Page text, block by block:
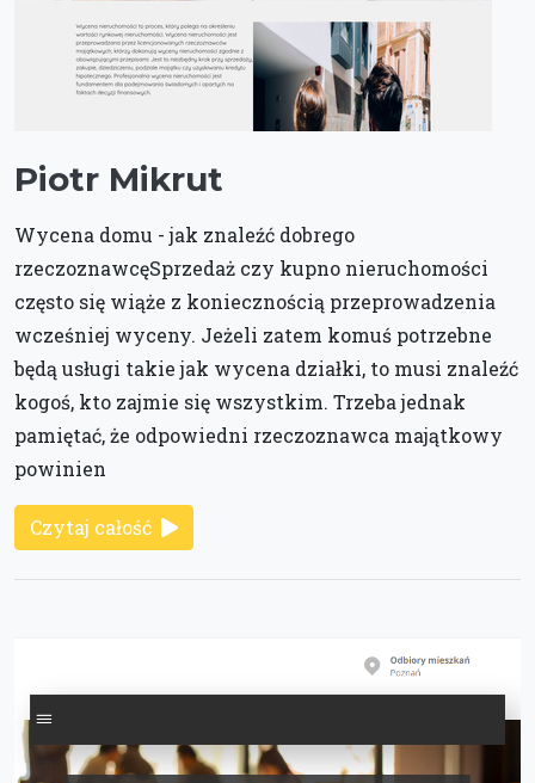
Piotr Mikrut
Wycena domu - jak znaleźć dobrego
rzeczoznawcęSprzedaż czy kupno nieruchomości
często się wiąże z koniecznością przeprowadzenia
wcześniej wyceny. Jeżeli zatem komuś potrzebne
będą usługi takie jak wycena działki, to musi znaleźć
kogoś, kto zajmie się wszystkim. Trzeba jednak
pamiętać, że odpowiedni rzeczoznawca majątkowy
powinien
Czytaj całość